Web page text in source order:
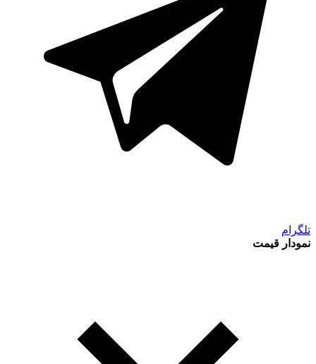
تلگرام
نمودار قیمت